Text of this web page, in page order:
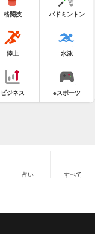
格闘技 バドミントン
陸上 水泳
ビジネス eスポーツ
占い すべて